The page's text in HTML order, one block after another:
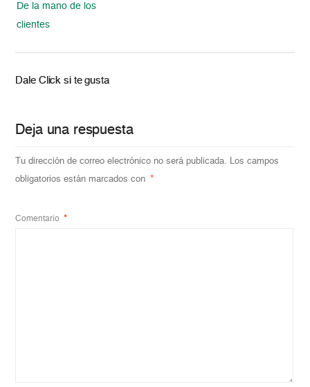
De la mano de los
clientes
Dale Click si te gusta
Deja una respuesta
Tu dirección de correo electrónico no será publicada. Los campos
obligatorios están marcados con *
Comentario *